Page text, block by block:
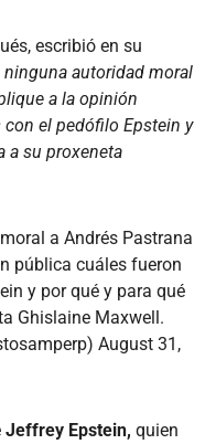
escribió en su
autoridad moral
a la opinión
el pedófilo Epstein y
a su proxeneta
a Andrés Pastrana
pública cuáles fueron
y por qué y para qué
Ghislaine Maxwell.
August 31,
Jeffrey Epstein, quien